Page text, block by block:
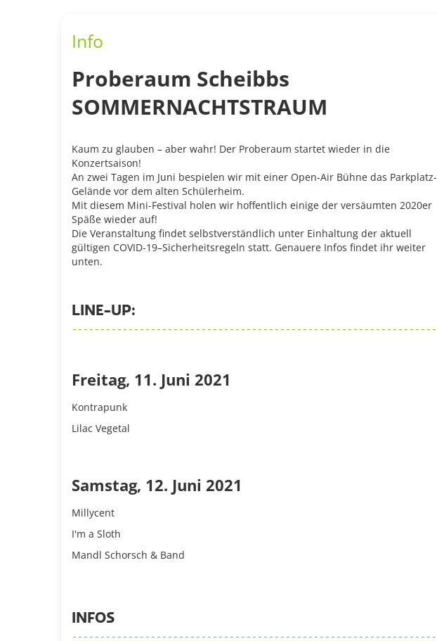
Info
Proberaum Scheibbs
SOMMERNACHTSTRAUM
Kaum zu glauben – aber wahr! Der Proberaum startet wieder in die
Konzertsaison!
An zwei Tagen im Juni bespielen wir mit einer Open-Air Bühne das Parkplatz-
Gelände vor dem alten Schülerheim.
Mit diesem Mini-Festival holen wir hoffentlich einige der versäumten 2020er
Späße wieder auf!
Die Veranstaltung findet selbstverständlich unter Einhaltung der aktuell
gültigen COVID-19–Sicherheitsregeln statt. Genauere Infos findet ihr weiter
unten.
LINE-UP:
Freitag, 11. Juni 2021
Kontrapunk
Lilac Vegetal
Samstag, 12. Juni 2021
Millycent
I'm a Sloth
Mandl Schorsch & Band
INFOS